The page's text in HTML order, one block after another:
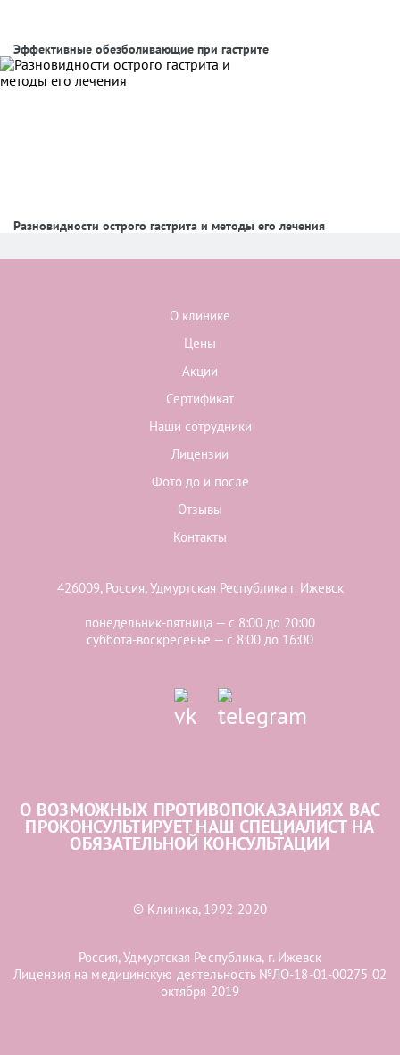
Эффективные обезболивающие при гастрите
Разновидности острого гастрита и методы его лечения
О клинике
Цены
Акции
Сертификат
Наши сотрудники
Лицензии
Фото до и после
Отзывы
Контакты
426009, Россия, Удмуртская Республика г. Ижевск
понедельник-пятница — с 8:00 до 20:00
суббота-воскресенье — с 8:00 до 16:00
О ВОЗМОЖНЫХ ПРОТИВОПОКАЗАНИЯХ ВАС
ПРОКОНСУЛЬТИРУЕТ НАШ СПЕЦИАЛИСТ НА
ОБЯЗАТЕЛЬНОЙ КОНСУЛЬТАЦИИ
© Клиника, 1992-2020
Россия, Удмуртская Республика, г. Ижевск
Лицензия на медицинскую деятельность №ЛО-18-01-00275 02
октября 2019